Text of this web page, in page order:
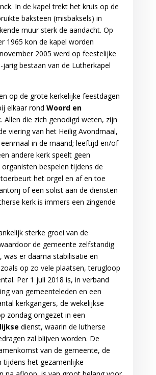
In de kapel trekt het kruis op de
baksteen (misbaksels) in
muur sterk de aandacht. Op
1965 kon de kapel worden
2005 werd op feestelijke
bestaan van de Lutherkapel
op de grote kerkelijke feestdagen
elkaar rond Woord en
. Allen die zich genodigd weten, zijn
viering van het Heilig Avondmaal,
in de maand; leeftijd en/of
andere kerk speelt geen
bespelen tijdens de
het orgel en af en toe
of een solist aan de diensten
kerk is immers een zingende
sterke groei van de
de gemeente zelfstandig
was er daarna stabilisatie en
op zo vele plaatsen, terugloop
Per 1 juli 2018 is, in verband
van gemeenteleden en een
kerkgangers, de wekelijkse
zondag omgezet in een
dienst, waarin de lutherse
zal blijven worden. De
van de gemeente, de
tijdens het gezamenlijke